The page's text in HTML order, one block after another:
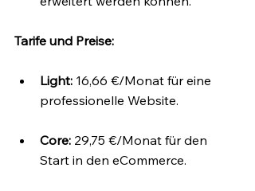
Tarife und Preise:
Light: 16,66 €/Monat für eine
professionelle Website.
Core: 29,75 €/Monat für den
Start in den eCommerce.